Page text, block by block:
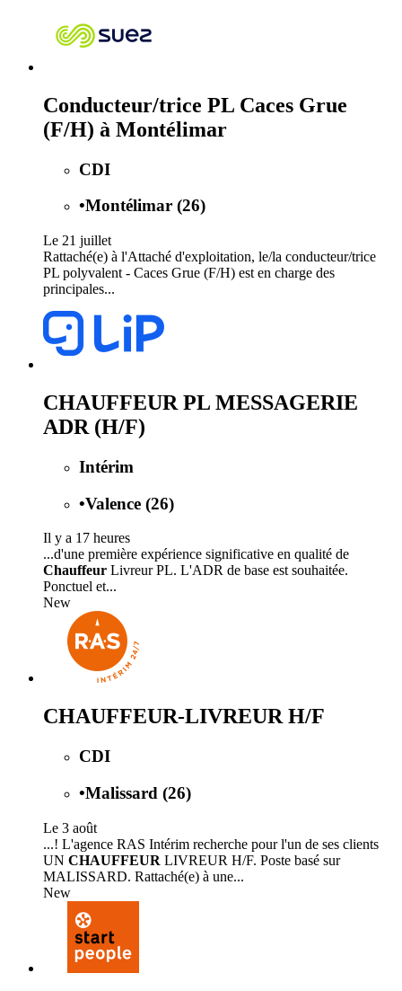
Conducteur/trice PL Caces Grue
(F/H) à Montélimar
CDI
•Montélimar (26)
Le 21 juillet
Rattaché(e) à l'Attaché d'exploitation, le/la conducteur/trice
PL polyvalent - Caces Grue (F/H) est en charge des
principales...
CHAUFFEUR PL MESSAGERIE
ADR (H/F)
Intérim
•Valence (26)
Il y a 17 heures
...d'une première expérience significative en qualité de
Chauffeur Livreur PL. L'ADR de base est souhaitée.
Ponctuel et...
New
CHAUFFEUR-LIVREUR H/F
CDI
•Malissard (26)
Le 3 août
...! L'agence RAS Intérim recherche pour l'un de ses clients
UN CHAUFFEUR LIVREUR H/F. Poste basé sur
MALISSARD. Rattaché(e) à une...
New